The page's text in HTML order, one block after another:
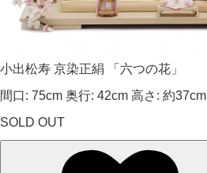
小出松寿 京染正絹 「六つの花」
間口: 75cm 奥行: 42cm 高さ: 約37cm
SOLD OUT